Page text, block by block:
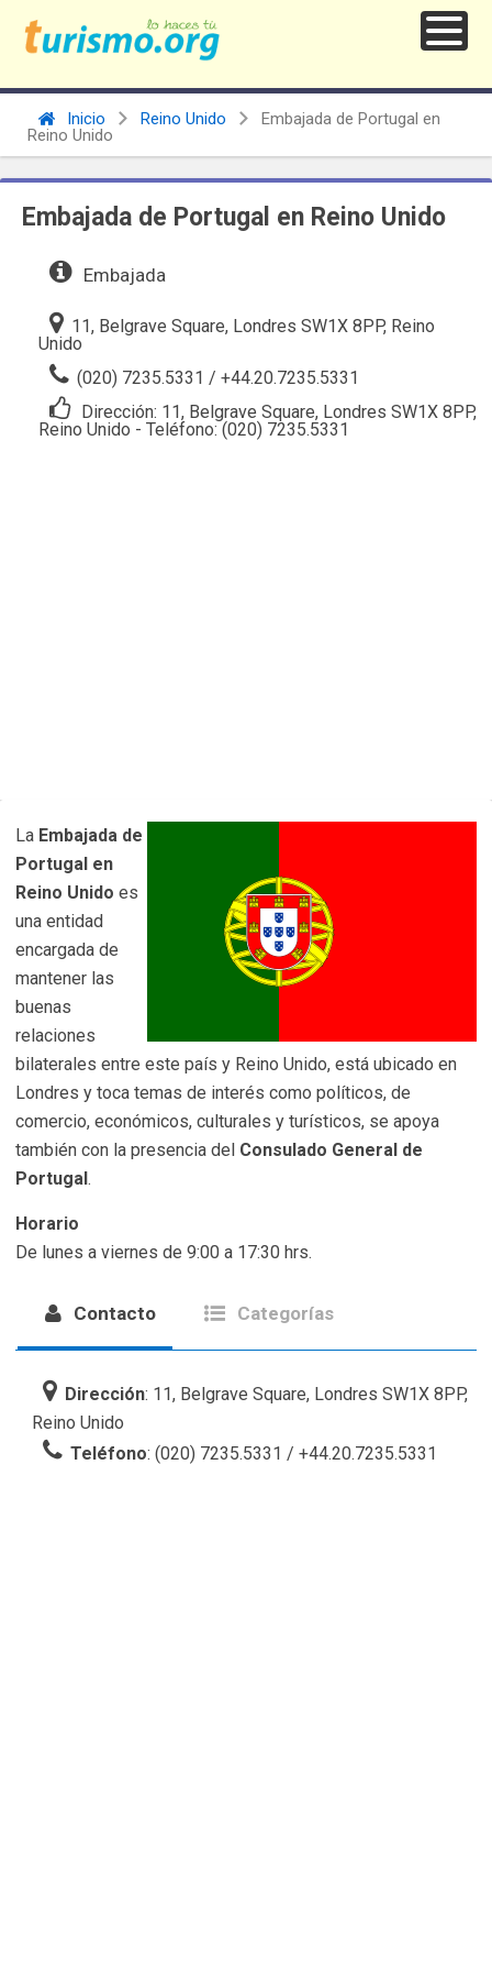
Inicio Reino Unido
Embajada de Portugal en
Reino Unido
Embajada de Portugal en Reino Unido
Embajada
11, Belgrave Square, Londres SW1X 8PP, Reino
Unido
(020) 7235.5331 / +44.20.7235.5331
Dirección: 11, Belgrave Square, Londres SW1X 8PP,
Reino Unido - Teléfono: (020) 7235.5331
La Embajada de
Portugal en
Reino Unido es
una entidad
encargada de
mantener las
buenas
relaciones
bilaterales entre este país y Reino Unido, está ubicado en
Londres y toca temas de interés como políticos, de
comercio, económicos, culturales y turísticos, se apoya
también con la presencia del Consulado General de
Portugal.
Horario
De lunes a viernes de 9:00 a 17:30 hrs.
Contacto Categorías
Dirección: 11, Belgrave Square, Londres SW1X 8PP,
Reino Unido
Teléfono: (020) 7235.5331 / +44.20.7235.5331